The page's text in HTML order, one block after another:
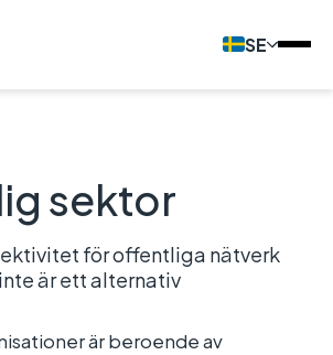
SE
sektor
för offentliga nätverk
är ett alternativ
är beroende av